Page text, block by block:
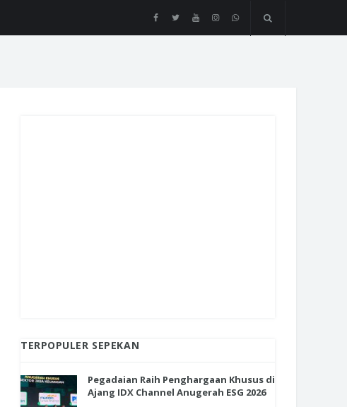
TERPOPULER SEPEKAN
Pegadaian Raih Penghargaan Khusus di
Ajang IDX Channel Anugerah ESG 2026